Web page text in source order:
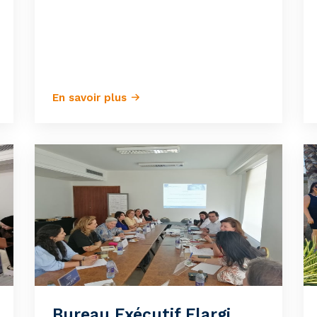
En savoir plus